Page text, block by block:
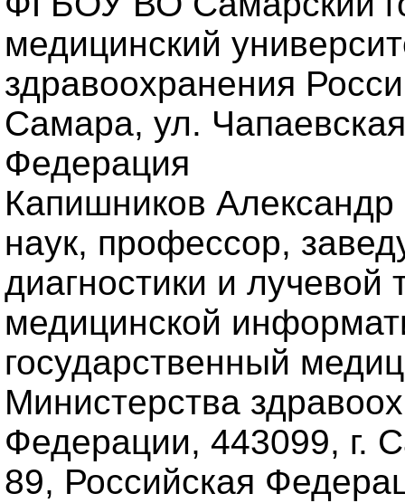
медицинский
здравоохранения
Самара, ул.
Федерация
Капишников
наук, профессор,
диагностики и лучевой
медицинской
государственный
Министерства
Федерации, 443099, г.
89, Российская